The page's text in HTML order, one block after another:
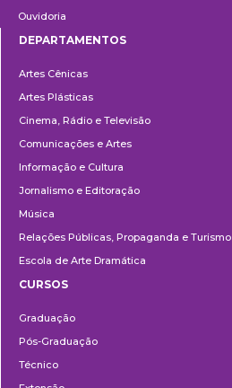
Ouvidoria
DEPARTAMENTOS
Artes Cênicas
Artes Plásticas
Cinema, Rádio e Televisão
Comunicações e Artes
Informação e Cultura
Jornalismo e Editoração
Música
Relações Públicas, Propaganda e Turismo
Escola de Arte Dramática
CURSOS
Graduação
Pós-Graduação
Técnico